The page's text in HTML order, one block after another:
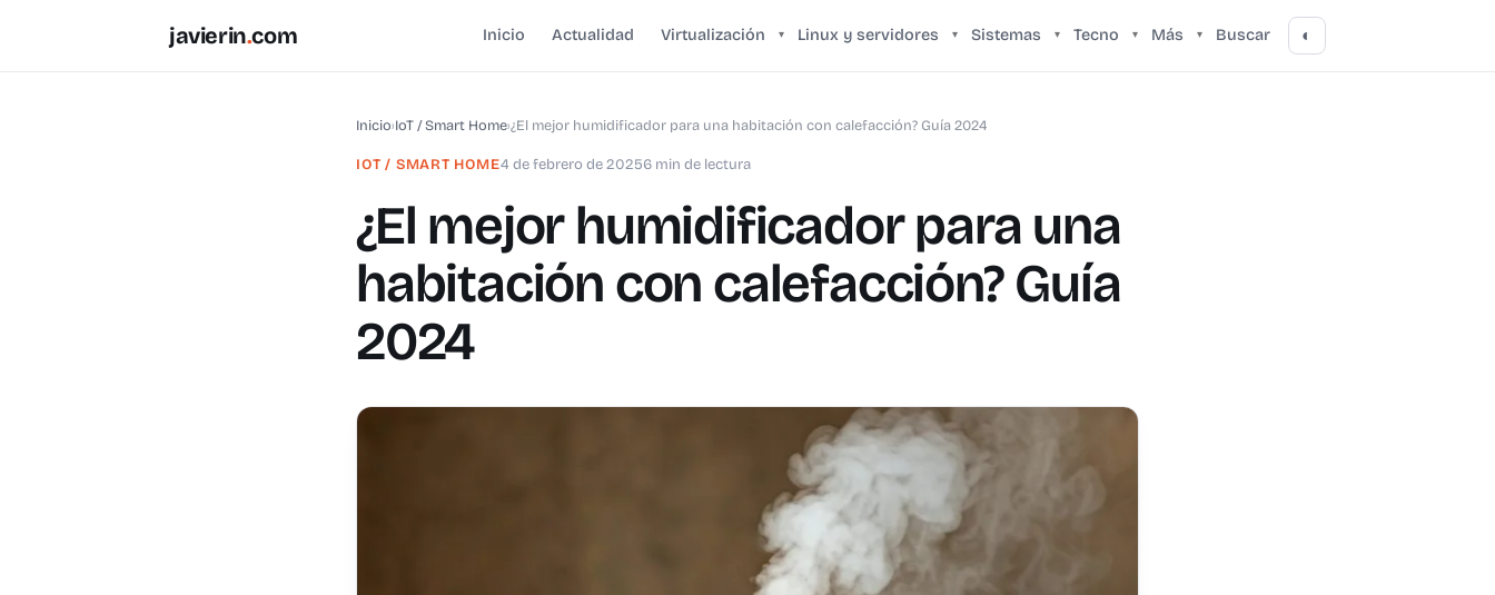
javierin.com Inicio Actualidad Virtualización ▾ Linux y servidores ▾ Sistemas ▾ Tecno ▾ Más ▾ Buscar ◐
Inicio›IoT / Smart Home›¿El mejor humidificador para una habitación con calefacción? Guía 2024
IOT / SMART HOME4 de febrero de 20256 min de lectura
¿El mejor humidificador para una
habitación con calefacción? Guía
2024